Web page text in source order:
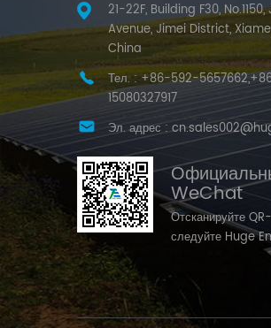
21-22F, Building F30,
Avenue, Jimei District,
China
Тел. : +86-592-
15080327917
Эл. адрес :
WeChat
Отсканируйте
следуйте Huge